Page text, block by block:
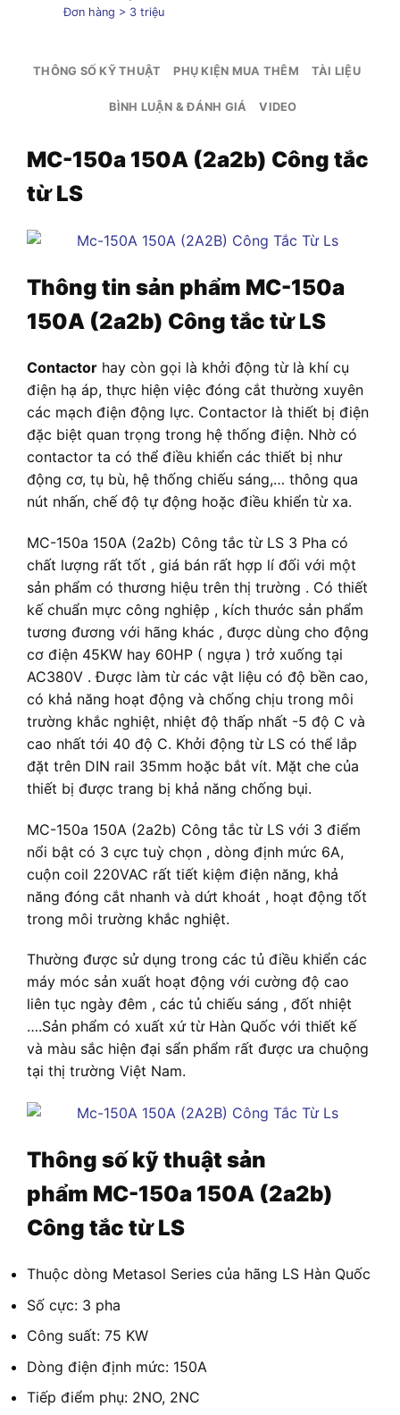
Đơn hàng > 3 triệu
THÔNG SỐ KỸ THUẬT PHỤ KIỆN MUA THÊM TÀI LIỆU
BÌNH LUẬN & ĐÁNH GIÁ VIDEO
MC-150a 150A (2a2b) Công tắc
từ LS
Thông tin sản phẩm MC-150a
150A (2a2b) Công tắc từ LS
Contactor hay còn gọi là khởi động từ là khí cụ
điện hạ áp, thực hiện việc đóng cắt thường xuyên
các mạch điện động lực. Contactor là thiết bị điện
đặc biệt quan trọng trong hệ thống điện. Nhờ có
contactor ta có thể điều khiển các thiết bị như
động cơ, tụ bù, hệ thống chiếu sáng,… thông qua
nút nhấn, chế độ tự động hoặc điều khiển từ xa.
MC-150a 150A (2a2b) Công tắc từ LS 3 Pha có
chất lượng rất tốt , giá bán rất hợp lí đối với một
sản phẩm có thương hiệu trên thị trường . Có thiết
kế chuẩn mực công nghiệp , kích thước sản phẩm
tương đương với hãng khác , được dùng cho động
cơ điện 45KW hay 60HP ( ngựa ) trở xuống tại
AC380V . Được làm từ các vật liệu có độ bền cao,
có khả năng hoạt động và chống chịu trong môi
trường khắc nghiệt, nhiệt độ thấp nhất -5 độ C và
cao nhất tới 40 độ C. Khởi động từ LS có thể lắp
đặt trên DIN rail 35mm hoặc bắt vít. Mặt che của
thiết bị được trang bị khả năng chống bụi.
MC-150a 150A (2a2b) Công tắc từ LS với 3 điểm
nổi bật có 3 cực tuỳ chọn , dòng định mức 6A,
cuộn coil 220VAC rất tiết kiệm điện năng, khả
năng đóng cắt nhanh và dứt khoát , hoạt động tốt
trong môi trường khắc nghiệt.
Thường được sử dụng trong các tủ điều khiển các
máy móc sản xuất hoạt động với cường độ cao
liên tục ngày đêm , các tủ chiếu sáng , đốt nhiệt
….Sản phẩm có xuất xứ từ Hàn Quốc với thiết kế
và màu sắc hiện đại sẩn phẩm rất được ưa chuộng
tại thị trường Việt Nam.
Thông số kỹ thuật sản
phẩm MC-150a 150A (2a2b)
Công tắc từ LS
Thuộc dòng Metasol Series của hãng LS Hàn Quốc
Số cực: 3 pha
Công suất: 75 KW
Dòng điện định mức: 150A
Tiếp điểm phụ: 2NO, 2NC